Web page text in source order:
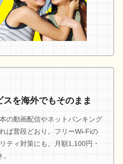
スを海外でもそのまま
の動画配信やネットバンキング
ば普段どおり。フリーWi-Fiの
ティ対策にも。月額1,100円・